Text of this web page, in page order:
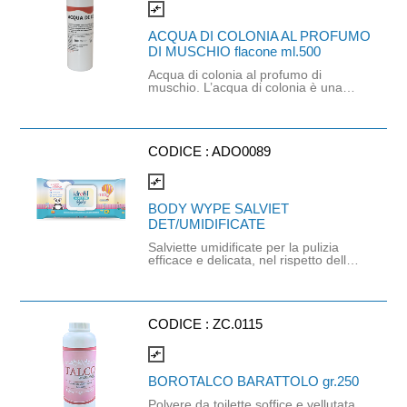
leggero massaggio specialmente
sulle eventuali pieghe della pelle.
compare_arrows
ACQUA DI COLONIA AL PROFUMO
DI MUSCHIO flacone ml.500
Acqua di colonia al profumo di
muschio. L’acqua di colonia è una
lasciando la pella fresca e tonica.
deodoranti non rilascia un profumo
poche gocce sulle mani, frizionare e
distribuire sulla pelle.
CODICE :ADO0089
compare_arrows
BODY WYPE SALVIET
DET/UMIDIFICATE
Salviette umidificate per la pulizia
efficace e delicata, nel rispetto della
neonati, bambini, anziani, infermi e
17x16cm
CODICE :ZC.0115
compare_arrows
BOROTALCO BARATTOLO gr.250